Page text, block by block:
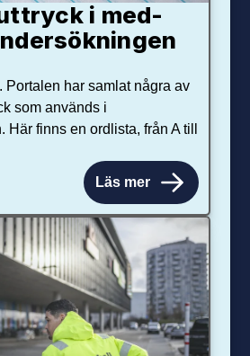
i med­­
Portalen har samlat några av
som används i
Här finns en ordlista, från A till
Läs mer